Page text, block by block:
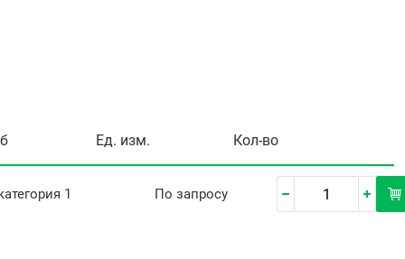
Ед. изм. Кол-во
1 По запросу